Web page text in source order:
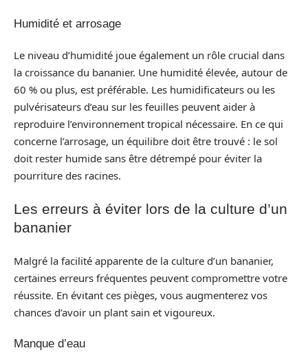
Humidité et arrosage
Le niveau d’humidité joue également un rôle crucial dans
la croissance du bananier. Une humidité élevée, autour de
60 % ou plus, est préférable. Les humidificateurs ou les
pulvérisateurs d’eau sur les feuilles peuvent aider à
reproduire l’environnement tropical nécessaire. En ce qui
concerne l’arrosage, un équilibre doit être trouvé : le sol
doit rester humide sans être détrempé pour éviter la
pourriture des racines.
Les erreurs à éviter lors de la culture d’un
bananier
Malgré la facilité apparente de la culture d’un bananier,
certaines erreurs fréquentes peuvent compromettre votre
réussite. En évitant ces pièges, vous augmenterez vos
chances d’avoir un plant sain et vigoureux.
Manque d’eau